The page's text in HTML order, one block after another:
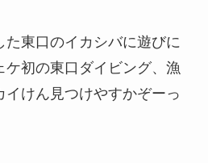
た東口のイカシバに遊びに
初の東口ダイビング、漁
けん見つけやすかぞーっ